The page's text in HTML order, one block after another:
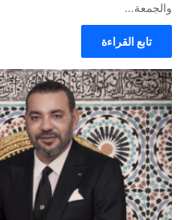
والجمعة…
تابع القراءة